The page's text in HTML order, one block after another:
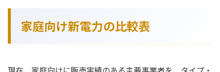
家庭向け新電力の比較表